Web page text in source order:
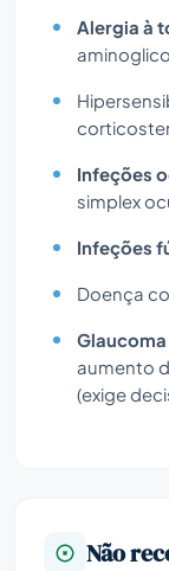
Alergia à
Infeções
simplex
Infeções
Doença
Glaucoma
aumento
(exige
Não